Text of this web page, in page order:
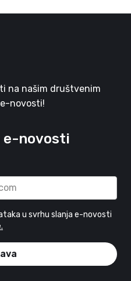
na našim društvenim
novosti!
e-novosti
u svrhu slanja e-novosti